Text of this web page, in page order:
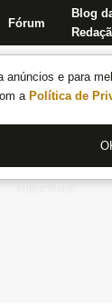
anúncios e para
a Política de
Fórum
Blog